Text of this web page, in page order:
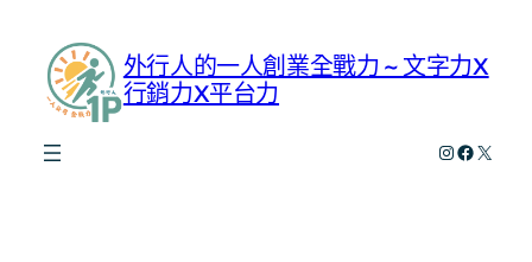
外行人的一人創業全戰力 ~ 文字力X
行銷力X平台力
Instagram
X